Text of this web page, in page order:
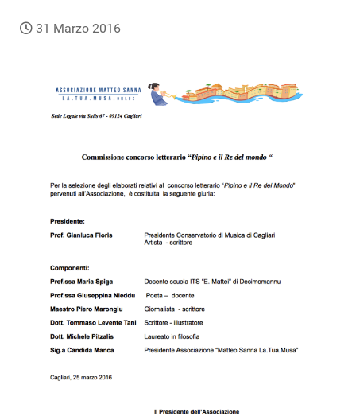
31 Marzo 2016